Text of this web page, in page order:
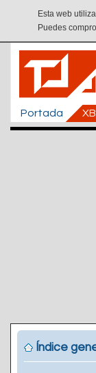
Esta web
Puedes
Portada
Índice